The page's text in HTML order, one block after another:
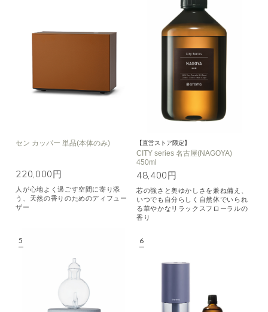
セン カッパー 単品(本体のみ)
220,000円
人が心地よく過ごす空間に寄り添
う、天然の香りのためのディフュー
ザー
【直営ストア限定】
CITY series 名古屋(NAGOYA)
450ml
48,400円
芯の強さと奥ゆかしさを兼ね備え、
いつでも自分らしく自然体でいられ
る華やかなリラックスフローラルの
香り